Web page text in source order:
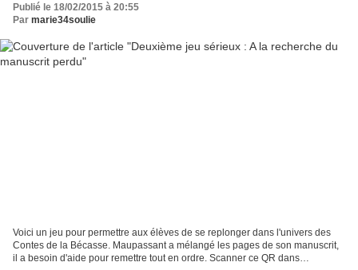
Publié le 18/02/2015 à 20:55
Par marie34soulie
Voici un jeu pour permettre aux élèves de se replonger dans l'univers des
Contes de la Bécasse. Maupassant a mélangé les pages de son manuscrit,
il a besoin d'aide pour remettre tout en ordre. Scanner ce QR dans